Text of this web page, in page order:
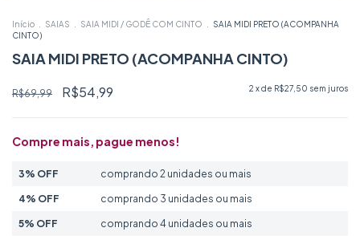
Início . SAIAS . SAIA MIDI / GODÊ COM CINTO . SAIA MIDI PRETO (ACOMPANHA
CINTO)
SAIA MIDI PRETO (ACOMPANHA CINTO)
R$69,99 R$54,99 2 x de R$27,50 sem juros
Compre mais, pague menos!
3% OFF comprando 2 unidades ou mais
4% OFF comprando 3 unidades ou mais
5% OFF comprando 4 unidades ou mais